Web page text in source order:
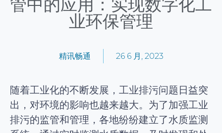
业环保管理
精讯畅通 26 6 月, 2023
随着工业化的不断发展，工业排污问题日益突
出，对环境的影响也越来越大。为了加强工业
排污的监管和管理，各地纷纷建立了水质监测